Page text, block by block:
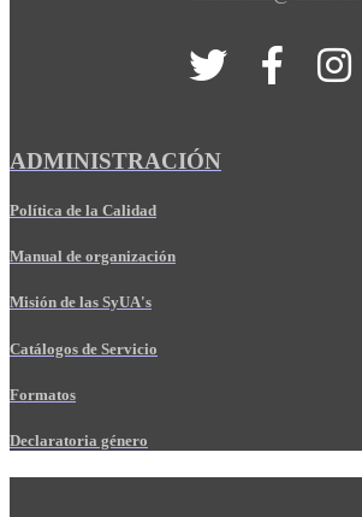
ADMINISTRACIÓN
Política de la Calidad
Manual de organización
Misión de las SyUA's
Catálogos de Servicio
Formatos
Declaratoria género